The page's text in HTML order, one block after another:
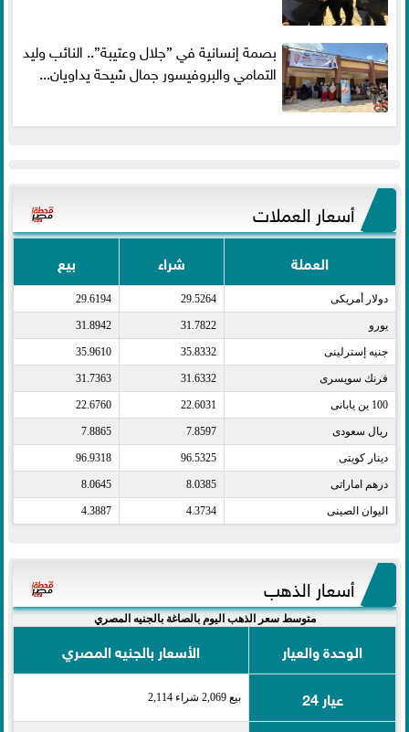
بصمة إنسانية في ”جلال وعتيبة”.. النائب وليد
التمامي والبروفيسور جمال شيحة يداويان...
أسعار العملات
العملة شراء بيع
دولار أمريكى​ 29.5264
29.6194
يورو​ 31.7822
31.8942
جنيه إسترلينى​ 35.8332
35.9610
فرنك سويسرى​ 31.6332
31.7363
100 ين يابانى​ 22.6031
22.6760
ريال سعودى​ 7.8597
7.8865
دينار كويتى​ 96.5325
96.9318
درهم اماراتى​ 8.0385
8.0645
اليوان الصينى​ 4.3734
4.3887
أسعار الذهب
متوسط سعر الذهب اليوم بالصاغة بالجنيه المصري
الوحدة والعيار
الأسعار بالجنيه المصري
عيار 24
بيع 2,069 شراء 2,114